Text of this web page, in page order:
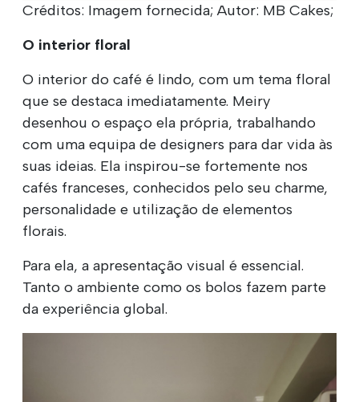
Créditos: Imagem fornecida; Autor: MB Cakes;
O interior floral
O interior do café é lindo, com um tema floral
que se destaca imediatamente. Meiry
desenhou o espaço ela própria, trabalhando
com uma equipa de designers para dar vida às
suas ideias. Ela inspirou-se fortemente nos
cafés franceses, conhecidos pelo seu charme,
personalidade e utilização de elementos
florais.
Para ela, a apresentação visual é essencial.
Tanto o ambiente como os bolos fazem parte
da experiência global.